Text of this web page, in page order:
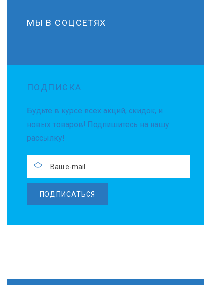
МЫ В СОЦСЕТЯХ
ПОДПИСКА
Будьте в курсе всех акций, скидок, и
новых товаров! Подпишитесь на нашу
рассылку!
ПОДПИСАТЬСЯ